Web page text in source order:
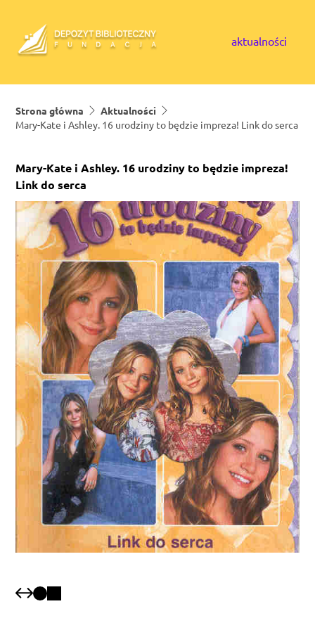
aktualności
Strona główna
Aktualności
Mary-Kate i Ashley. 16 urodziny to będzie impreza! Link do serca
Mary-Kate i Ashley. 16 urodziny to będzie impreza!
Link do serca